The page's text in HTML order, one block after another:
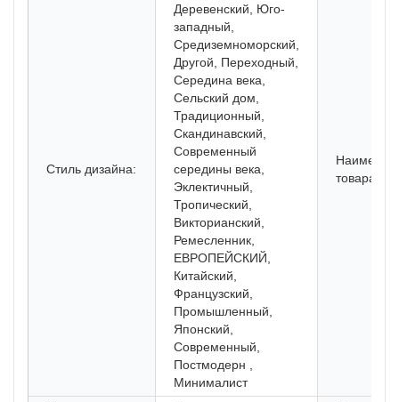
Стиль дизайна:
Деревенский, Юго-
западный,
Средиземноморский,
Другой, Переходный,
Середина века,
Сельский дом,
Традиционный,
Скандинавский,
Современный
середины века,
Эклектичный,
Тропический,
Викторианский,
Ремесленник,
ЕВРОПЕЙСКИЙ,
Китайский,
Французский,
Промышленный,
Японский,
Современный,
Постмодерн ,
Минималист
товара: